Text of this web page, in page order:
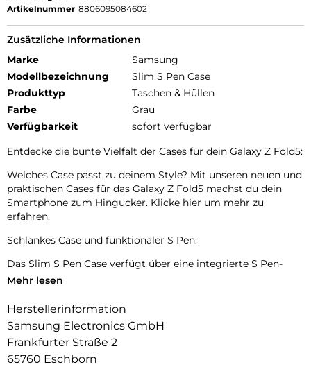
Artikelnummer 8806095084602
Zusätzliche Informationen
Marke
Samsung
Modellbezeichnung
Slim S Pen Case
Produkttyp
Taschen & Hüllen
Farbe
Grau
Verfügbarkeit
sofort verfügbar
Entdecke die bunte Vielfalt der Cases für dein Galaxy Z Fold5:
Welches Case passt zu deinem Style? Mit unseren neuen und
praktischen Cases für das Galaxy Z Fold5 machst du dein
Smartphone zum Hingucker. Klicke hier um mehr zu
erfahren.
Schlankes Case und funktionaler S Pen:
Das Slim S Pen Case verfügt über eine integrierte S Pen-
Halterung an der Rückseite, sodass er schnell griffbereit ist,
Smartphones bleibt dabei erhalten. Mit seinen trendigen
Farboptionen bietet das Case eine elegante und schlanke
Lösung, um deinen S Pen sicher aufzubewahren.
Der S Pen ist schnell zur Hand:
Mehr lesen
Herstellerinformation
Samsung Electronics GmbH
Frankfurter Straße 2
65760 Eschborn